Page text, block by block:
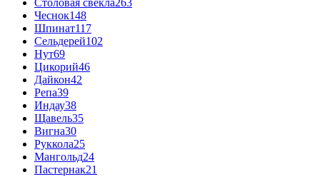
Столовая свекла263
Чеснок148
Шпинат117
Сельдерей102
Нут69
Цикорий46
Дайкон42
Репа39
Индау38
Щавель35
Вигна30
Руккола25
Мангольд24
Пастернак21